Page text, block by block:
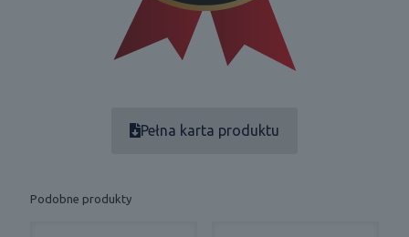
Pełna karta produktu
Podobne produkty